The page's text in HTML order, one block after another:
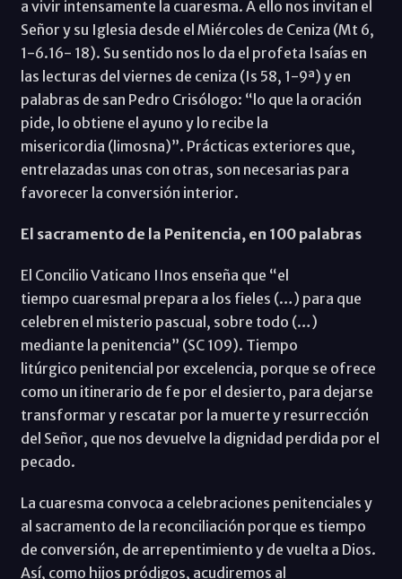
a vivir intensamente la cuaresma. A ello nos invitan el
Señor y su Iglesia desde el Miércoles de Ceniza (Mt 6,
1-6.16- 18). Su sentido nos lo da el profeta Isaías en
las lecturas del viernes de ceniza (Is 58, 1-9ª) y en
palabras de san Pedro Crisólogo: “lo que la oración
pide, lo obtiene el ayuno y lo recibe la
misericordia (limosna)”. Prácticas exteriores que,
entrelazadas unas con otras, son necesarias para
favorecer la conversión interior.
El sacramento de la Penitencia, en 100 palabras
El Concilio Vaticano IInos enseña que “el
tiempo cuaresmal prepara a los fieles (…) para que
celebren el misterio pascual, sobre todo (…)
mediante la penitencia” (SC 109). Tiempo
litúrgico penitencial por excelencia, porque se ofrece
como un itinerario de fe por el desierto, para dejarse
transformar y rescatar por la muerte y resurrección
del Señor, que nos devuelve la dignidad perdida por el
pecado.
La cuaresma convoca a celebraciones penitenciales y
al sacramento de la reconciliación porque es tiempo
de conversión, de arrepentimiento y de vuelta a Dios.
Así, como hijos pródigos, acudiremos al